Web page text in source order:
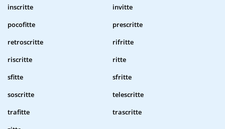
inscritte
invitte
pocofitte
prescritte
retroscritte
rifritte
riscritte
ritte
sfitte
sfritte
soscritte
telescritte
trafitte
trascritte